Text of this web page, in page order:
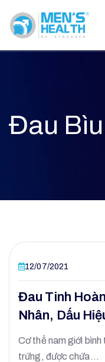
Đau Bìu
12/07/2021
Đau Tinh
Nhân, Dấu
Cơ thể nam giới bình
trứng, được chứa…